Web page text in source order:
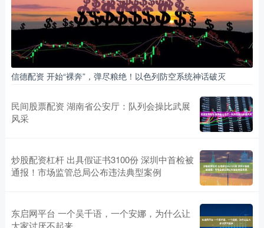
信德配资 开始“裸奔”，弹尽粮绝！以色列防空系统神话破灭
民间股票配资 湖南省公安厅：队列会操比武展
风采
炒股配资杠杆 出具假证书3100份 深圳中首检被
通报！市场监管总局公布违法典型案例
东启网平台 一个吴千语，一个安娜，为什么让
大家讨厌不起来